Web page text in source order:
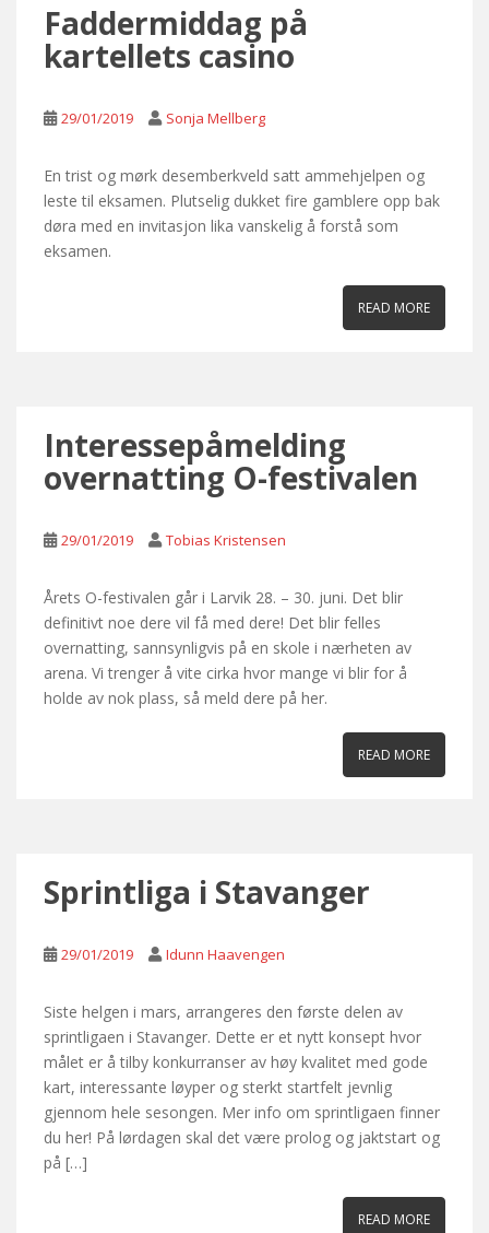
Faddermiddag på
kartellets casino
29/01/2019 Sonja Mellberg
En trist og mørk desemberkveld satt ammehjelpen og
leste til eksamen. Plutselig dukket fire gamblere opp bak
døra med en invitasjon lika vanskelig å forstå som
eksamen.
READ MORE
Interessepåmelding
overnatting O-festivalen
29/01/2019 Tobias Kristensen
Årets O-festivalen går i Larvik 28. – 30. juni. Det blir
definitivt noe dere vil få med dere! Det blir felles
overnatting, sannsynligvis på en skole i nærheten av
arena. Vi trenger å vite cirka hvor mange vi blir for å
holde av nok plass, så meld dere på her.
READ MORE
Sprintliga i Stavanger
29/01/2019 Idunn Haavengen
Siste helgen i mars, arrangeres den første delen av
sprintligaen i Stavanger. Dette er et nytt konsept hvor
målet er å tilby konkurranser av høy kvalitet med gode
kart, interessante løyper og sterkt startfelt jevnlig
gjennom hele sesongen. Mer info om sprintligaen finner
du her! På lørdagen skal det være prolog og jaktstart og
på […]
READ MORE